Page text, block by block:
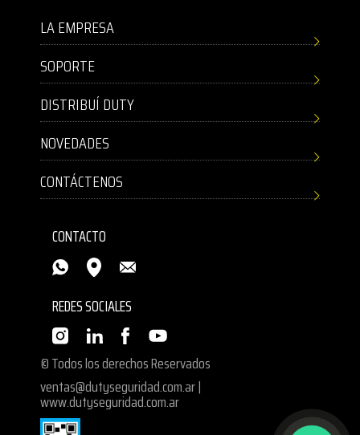
LA EMPRESA
SOPORTE
DISTRIBUÍ DUTY
NOVEDADES
CONTÁCTENOS
CONTACTO
REDES SOCIALES
© Todos los derechos Reservados
ventas@dutyseguridad.com.ar|
www.dutyseguridad.com.ar